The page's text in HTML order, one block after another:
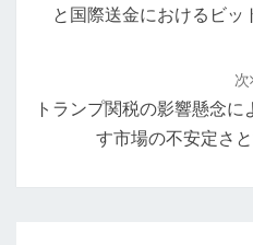
と国際送金におけるビッ
次
トランプ関税の影響懸念
す市場の不安定さ